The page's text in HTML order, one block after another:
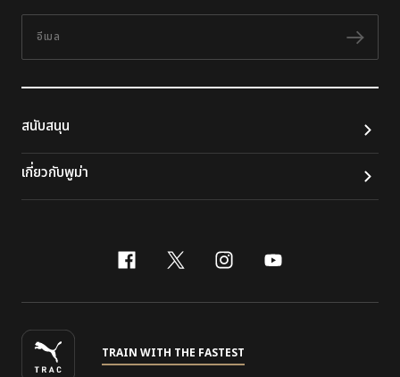
ติดต
สนับสนุน
เกี่ยวกับพูม่า
facebook
x-twitter
instagram
youtube
TRAIN WITH THE FASTEST